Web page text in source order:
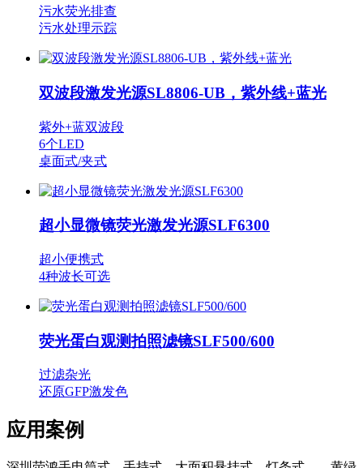
污水荧光排查
污水处理示踪
双波段激发光源SL8806-UB，紫外线+蓝光
紫外+蓝双波段
6个LED
桌面式/夹式
超小显微镜荧光激发光源SLF6300
超小便携式
4种波长可选
荧光蛋白观测拍照滤镜SLF500/600
过滤杂光
还原GFP激发色
应用案例